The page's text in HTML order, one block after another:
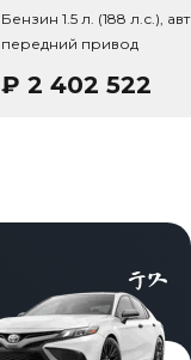
Бензин 1.5 л. (188 л.с.),
передний привод
₽ 2 402 522